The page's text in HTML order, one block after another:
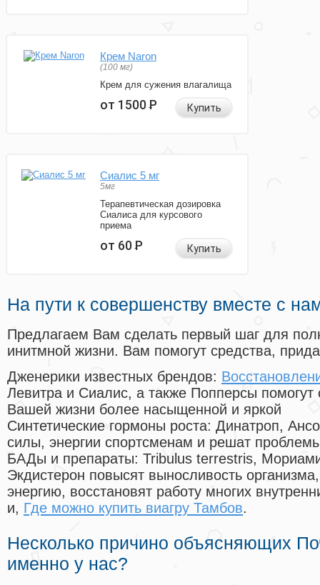
Крем Naron
(100 мг)
Крем для сужения влагалища
от 1500Р Купить
Сиалис 5 мг
5мг
Терапевтическая дозировка
Сиалиса для курсового
приема
от 60Р Купить
На пути к совершенству вместе с
Предлагаем Вам сделать первый шаг для
инитмной жизни. Вам помогут средства,
Дженерики известных брендов:
Левитра и Сиалис, а также Попперсы помогут
Вашей жизни более насыщенной и яркой
Синтетические гормоны роста: Динатроп,
силы, энергии спортсменам и решат
БАДы и препараты: Tribulus terrestris,
Экдистерон повысят выносливость
энергию, восстановят работу многих
и, Где можно купить виагру Тамбов.
Несколько причино объясняющих
именно у нас?